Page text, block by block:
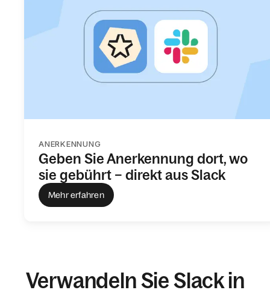
ANERKENNUNG
Geben Sie Anerkennung dort, wo
sie gebührt – direkt aus Slack
Mehr erfahren
Verwandeln Sie Slack in